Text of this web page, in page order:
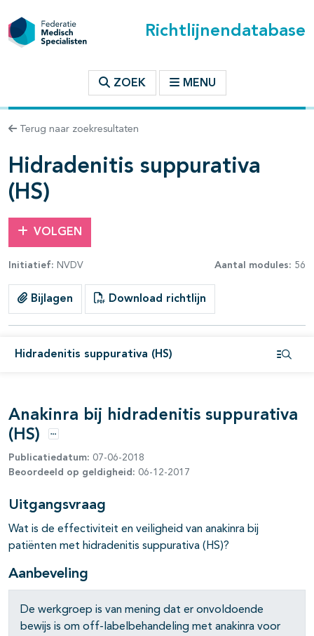
Richtlijnendatabase
ZOEK MENU
Terug naar zoekresultaten
Hidradenitis suppurativa
(HS)
VOLGEN
Initiatief: NVDV Aantal modules: 56
Bijlagen Download richtlijn
Hidradenitis suppurativa (HS)
binnen deze richtlijn
open- en dichtklappen
open- en dichtklappen
open- en dichtklappen
open- en dichtklappen
open- en dichtklappen
open- en dichtklappen
Anakinra bij hidradenitis suppurativa
(HS)
Opties
Publicatiedatum: 07-06-2018
Beoordeeld op geldigheid: 06-12-2017
Uitgangsvraag
Wat is de effectiviteit en veiligheid van anakinra bij
patiënten met hidradenitis suppurativa (HS)?
Aanbeveling
De werkgroep is van mening dat er onvoldoende
bewijs is om off-labelbehandeling met anakinra voor